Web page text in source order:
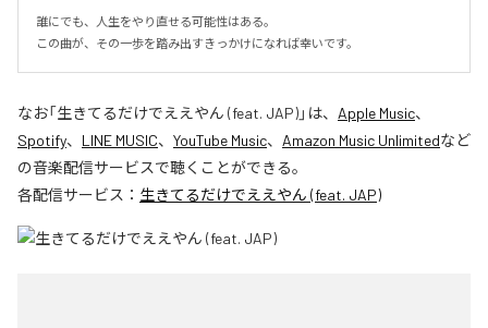
誰にでも、人生をやり直せる可能性はある。
この曲が、その一歩を踏み出すきっかけになれば幸いです。
なお「生きてるだけでええやん (feat. JAP)」は、 Apple Music、
Spotify、 LINE MUSIC、 YouTube Music、 Amazon Music Unlimitedなど
の音楽配信サービスで聴くことができる。
各配信サービス： 生きてるだけでええやん (feat. JAP)